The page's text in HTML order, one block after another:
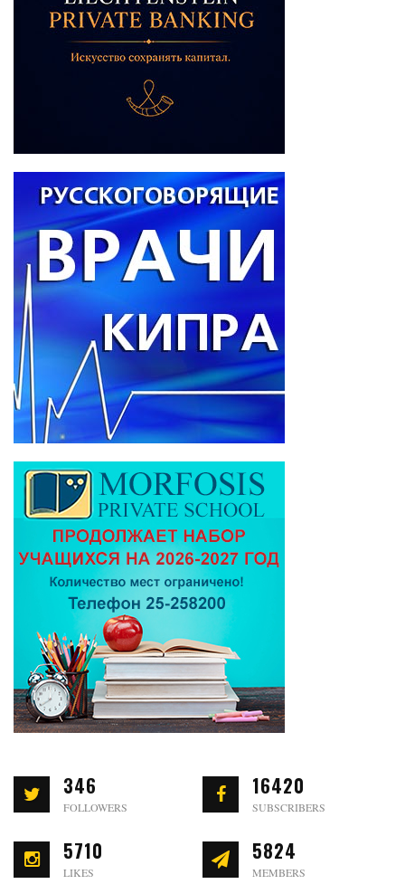
346
FOLLOWERS
16420
SUBSCRIBERS
5710
LIKES
5824
MEMBERS